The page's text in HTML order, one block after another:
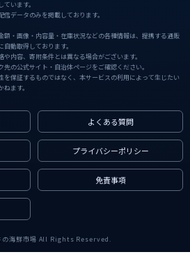
います。
データのみを掲載しております。
額・画像・内容量・在庫状況などの各種情報は、提携する通販
動取得しております。
内容、寄附条件とは異なる場合がございます。
の公式サイト・自治体ページをご確認ください。
を保証するものではなく、本サービスの利用によって生じたい
ます。
よくある質問
プライバシーポリシー
免責事項
海鮮市場 All Rights Reserved.